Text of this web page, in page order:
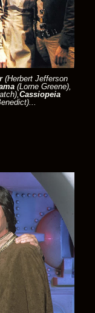
(Herbert Jefferson
(Lorne Greene),
Cassiopeia